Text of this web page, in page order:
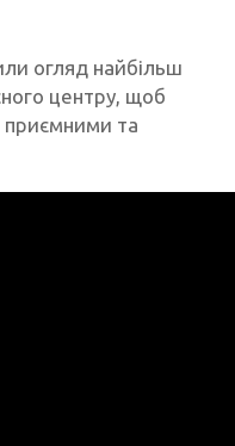
огляд найбільш
центру, щоб
приємними та